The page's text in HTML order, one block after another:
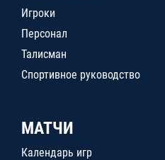
Игроки
Персонал
Талисман
Спортивное руководство
МАТЧИ
Календарь игр